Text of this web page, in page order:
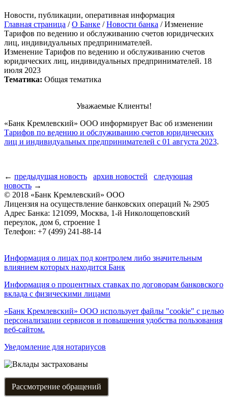
Новости, публикации, оперативная информация
Главная страница /О Банке /Новости банка /Изменение
Тарифов по ведению и обслуживанию счетов юридических
лиц, индивидуальных предпринимателей.
Изменение Тарифов по ведению и обслуживанию счетов
юридических лиц, индивидуальных предпринимателей. 18
июля 2023
Тематика: Общая тематика
Уважаемые Клиенты!
«Банк Кремлевский» ООО информирует Вас об изменении
Тарифов по ведению и обслуживанию счетов юридических
лиц и индивидуальных предпринимателей с 01 августа 2023.
← предыдущая новость архив новостей
следующая
новость →
© 2018 «Банк Кремлевский» ООО
Лицензия на осуществление банковских операций № 2905
Адрес Банка: 121099, Москва, 1-й Николощеповский
переулок, дом 6, строение 1
Телефон: +7 (499) 241-88-14
Информация о лицах под контролем либо значительным
влиянием которых находится Банк
Информация о процентных ставках по договорам банковского
вклада с физическими лицами
«Банк Кремлевский» ООО использует файлы "cookie" с целью
персонализации сервисов и повышения удобства пользования
веб-сайтом.
Уведомление для нотариусов
Рассмотрение обращений